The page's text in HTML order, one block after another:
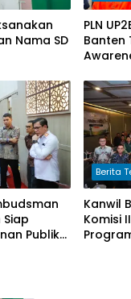
Nama SD
PLN
Banten
Siap
Publik
Berita
Kanwil
Komisi